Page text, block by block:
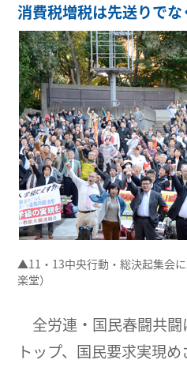
消費税増税は先送りでな
▲11・13中央行動・総決起集会
楽堂）
全労連・国民春闘共
トップ、国民要求実現